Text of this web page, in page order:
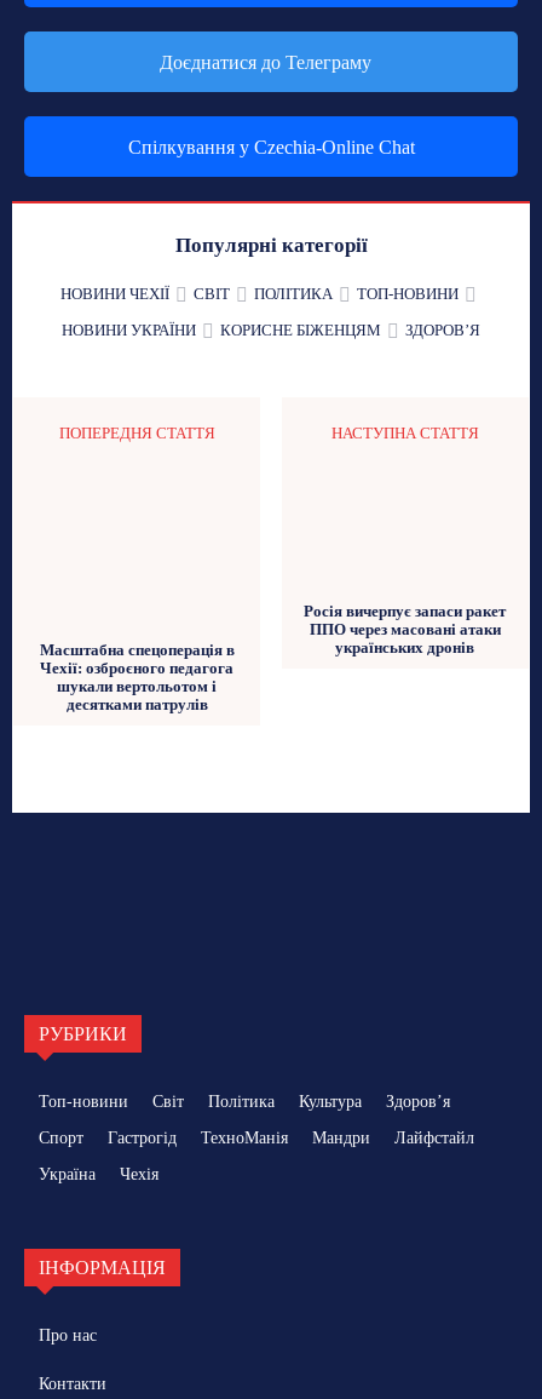
Доєднатися до Телеграму
Спілкування у Czechia-Online Chat
Популярні категорії
НОВИНИ ЧЕХІЇ СВІТ ПОЛІТИКА
ТОП-НОВИНИ
НОВИНИ УКРАЇНИ
КОРИСНЕ БІЖЕНЦЯМ ЗДОРОВʼЯ
ПОПЕРЕДНЯ СТАТТЯ
Масштабна спецоперація в
Чехії: озброєного педагога
шукали вертольотом і
десятками патрулів
НАСТУПНА СТАТТЯ
Росія вичерпує запаси ракет
ППО через масовані атаки
українських дронів
РУБРИКИ
Топ-новини Світ Політика Культура
Здоровʼя
Спорт
Гастрогід ТехноМанія Мандри
Лайфстайл
Україна
Чехія
ІНФОРМАЦІЯ
Про нас
Контакти